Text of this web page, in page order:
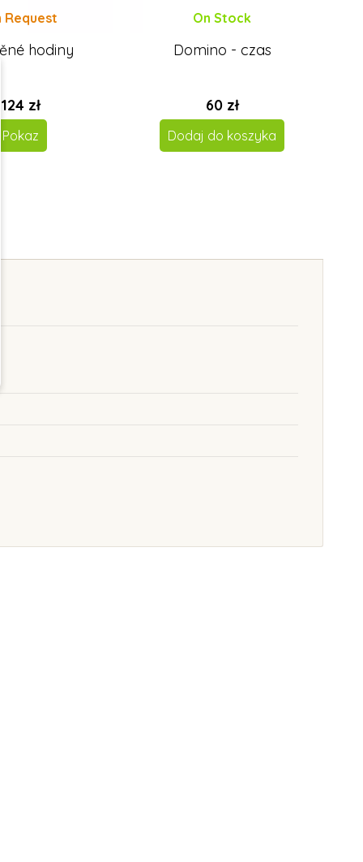
Request
hodiny
124 zł
Pokaz
On Stock
Domino - czas
60 zł
Dodaj do koszyka